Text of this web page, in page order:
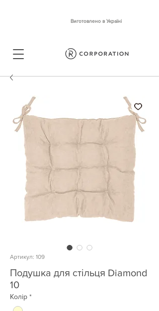
Виготовлено в Україні
Артикул: 109
Подушка для стільця Diamond
10
Колір *